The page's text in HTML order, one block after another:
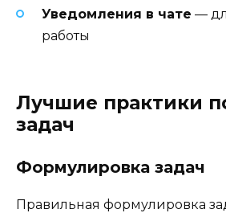
Уведомления в чате —
работы
Лучшие практики
задач
Формулировка задач
Правильная формулировка